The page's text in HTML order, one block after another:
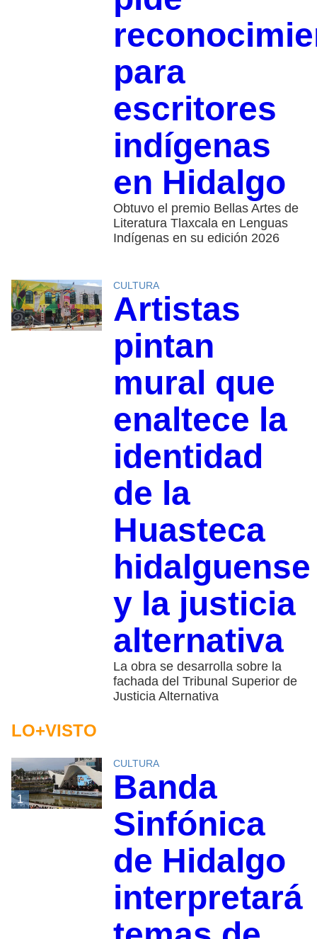
para
escritores
indígenas
en Hidalgo
Obtuvo el premio Bellas Artes de
Literatura Tlaxcala en Lenguas
Indígenas en su edición 2026
CULTURA
Artistas
pintan
mural que
enaltece la
identidad
de la
Huasteca
hidalguense
y la justicia
alternativa
La obra se desarrolla sobre la
fachada del Tribunal Superior de
Justicia Alternativa
LO+VISTO
1
CULTURA
Banda
Sinfónica
de Hidalgo
interpretará